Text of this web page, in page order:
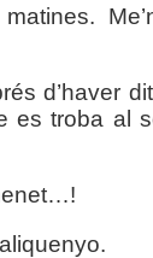
d’haver
es troba al